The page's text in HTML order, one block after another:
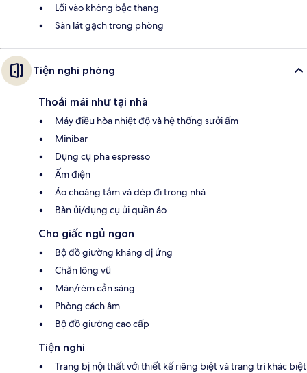
Lối vào không bậc thang
Sàn lát gạch trong phòng
Tiện nghi phòng
Thoải mái như tại nhà
Máy điều hòa nhiệt độ và hệ thống sưởi ấm
Minibar
Dụng cụ pha espresso
Ấm điện
Áo choàng tắm và dép đi trong nhà
Bàn ủi/dụng cụ ủi quần áo
Cho giấc ngủ ngon
Bộ đồ giường kháng dị ứng
Chăn lông vũ
Màn/rèm cản sáng
Phòng cách âm
Bộ đồ giường cao cấp
Tiện nghi
Trang bị nội thất với thiết kế riêng biệt và trang trí khác biệt